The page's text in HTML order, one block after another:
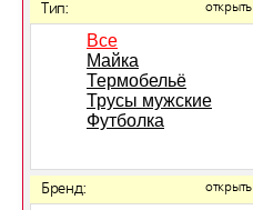
Тип: открыть
Все
Майка
Термобельё
Трусы мужские
Футболка
Бренд: открыть